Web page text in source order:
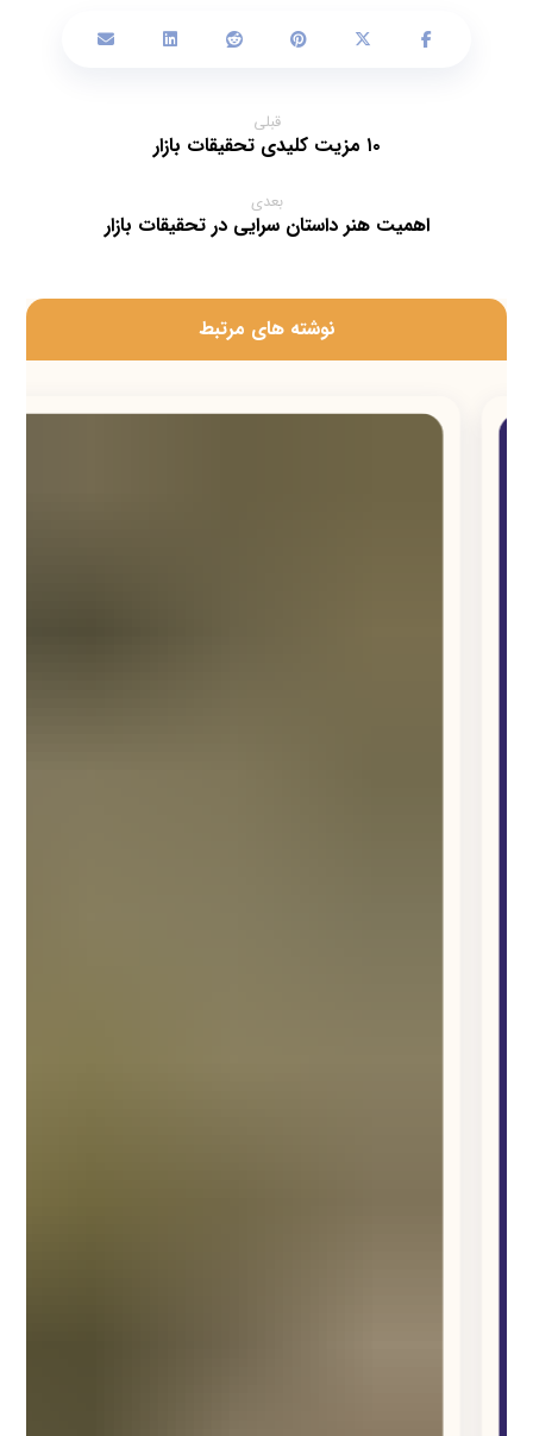
قبلی
۱۰ مزیت کلیدی تحقیقات بازار
بعدی
اهمیت هنر داستان سرایی در تحقیقات بازار
‫نوشته های مرتبط